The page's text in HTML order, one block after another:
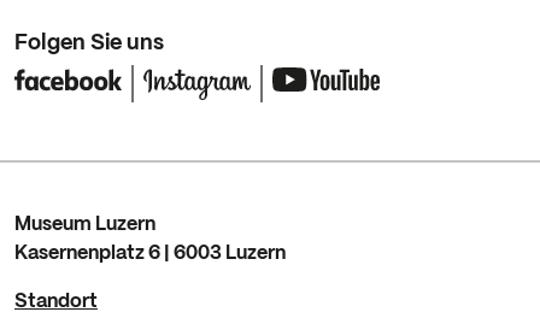
Folgen Sie uns
Museum Luzern
Kasernenplatz 6 | 6003 Luzern
Standort